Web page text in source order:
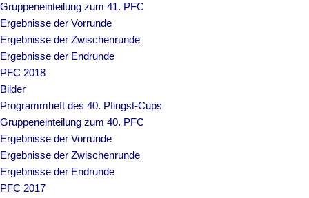
Gruppeneinteilung zum 41. PFC
Ergebnisse der Vorrunde
Ergebnisse der Zwischenrunde
Ergebnisse der Endrunde
PFC 2018
Bilder
Programmheft des 40. Pfingst-Cups
Gruppeneinteilung zum 40. PFC
Ergebnisse der Vorrunde
Ergebnisse der Zwischenrunde
Ergebnisse der Endrunde
PFC 2017